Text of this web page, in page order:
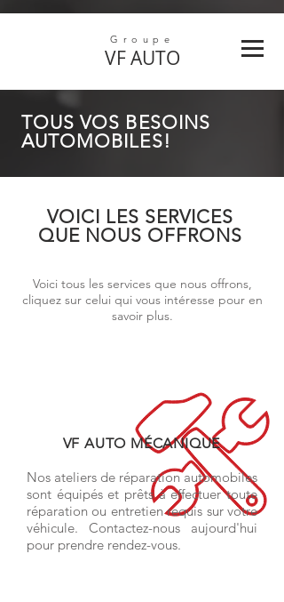
Groupe
VFAUTO
TOUS VOS BESOINS
AUTOMOBILES!
VOICI LES SERVICES
QUE NOUS OFFRONS
Voici tous les services que nous offrons,
cliquez sur celui qui vous intéresse pour en
savoir plus.
VF AUTO MÉCANIQUE
Nos ateliers de réparation automobiles
sont équipés et prêts à effectuer toute
réparation ou entretien requis sur votre
véhicule. Contactez-nous aujourd'hui
pour prendre rendez-vous.